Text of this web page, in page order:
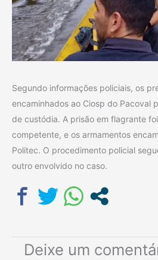
Segundo informações policiais, os
encaminhados ao Ciosp do Pacoval
de custódia. A prisão em flagrante
competente, e os armamentos
Politec. O procedimento policial
outro envolvido no caso.
Deixe um